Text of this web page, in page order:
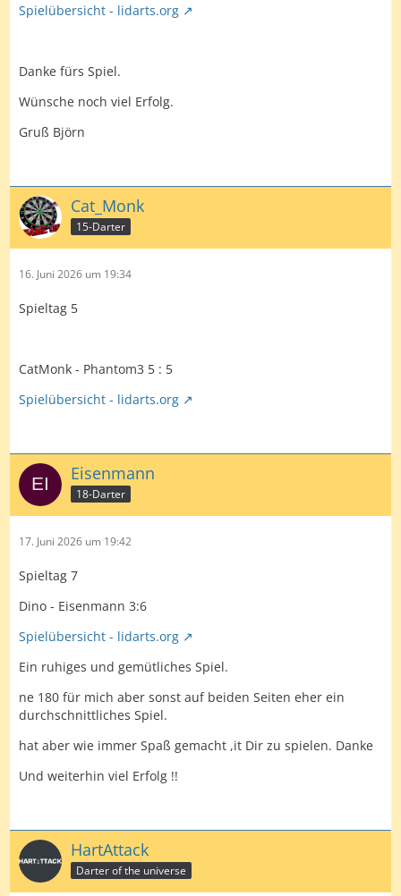
Spielübersicht - lidarts.org
Danke fürs Spiel.
Wünsche noch viel Erfolg.
Gruß Björn
Cat_Monk
15-Darter
16. Juni 2026 um 19:34
Spieltag 5
CatMonk - Phantom3 5 : 5
Spielübersicht - lidarts.org
Eisenmann
18-Darter
17. Juni 2026 um 19:42
Spieltag 7
Dino - Eisenmann 3:6
Spielübersicht - lidarts.org
Ein ruhiges und gemütliches Spiel.
ne 180 für mich aber sonst auf beiden Seiten eher ein
durchschnittliches Spiel.
hat aber wie immer Spaß gemacht ,it Dir zu spielen. Danke
Und weiterhin viel Erfolg !!
HartAttack
Darter of the universe